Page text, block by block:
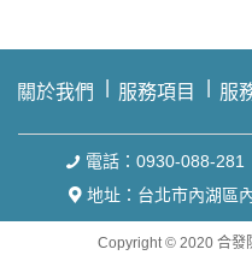
關於我們 服務項目 服
電話：0930-088-281
地址：台北市內湖區
Copyright © 2020 合發